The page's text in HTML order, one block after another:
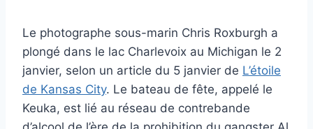
Le photographe sous-marin Chris Roxburgh a
plongé dans le lac Charlevoix au Michigan le 2
janvier, selon un article du 5 janvier de L’étoile
de Kansas City. Le bateau de fête, appelé le
Keuka, est lié au réseau de contrebande